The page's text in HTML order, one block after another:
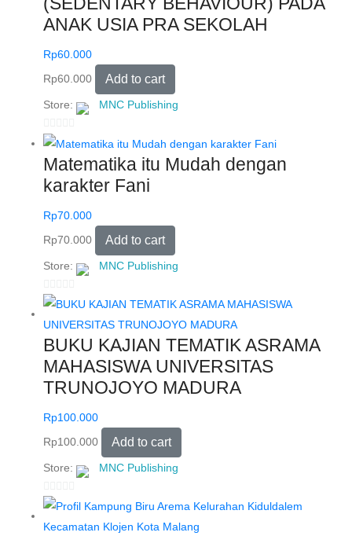
ANAK USIA PRA SEKOLAH
Rp60.000
Rp60.000 Add to cart
Store: MNC Publishing
0
o
u
t
o
5
Matematika itu Mudah dengan
karakter Fani
Rp70.000
Rp70.000 Add to cart
Store: MNC Publishing
0
o
t
o
BUKU KAJIAN TEMATIK ASRAMA
MAHASISWA UNIVERSITAS
TRUNOJOYO MADURA
Rp100.000
Rp100.000 Add to cart
Store: MNC Publishing
0
o